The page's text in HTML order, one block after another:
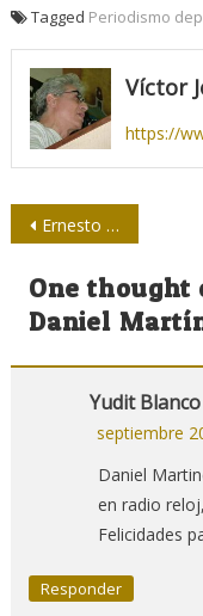
Tagged Periodismo
Víctor
https://
Navegación
de
entradas
Ernesto Ocaña: el fotorreportero que dejó testimonio del asesinato de Frank País
One thought
Daniel
Yudit Blanco
septiembre
Daniel
en radio
Felicidades
Responder